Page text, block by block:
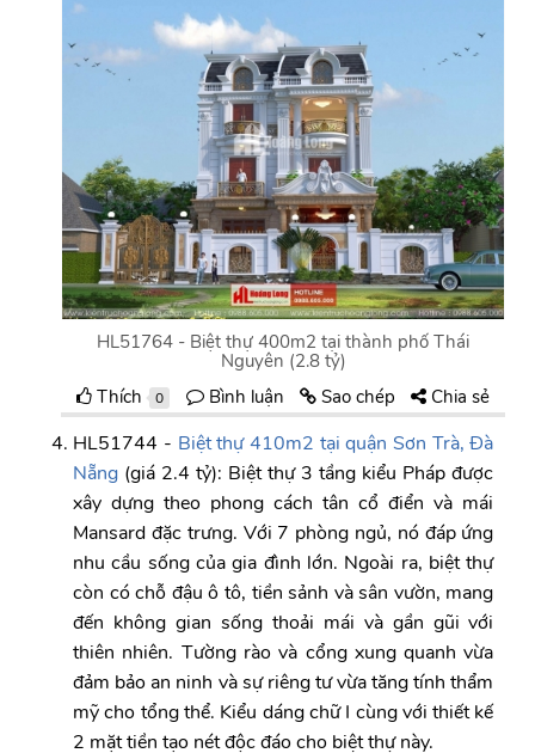
HL51764 - Biệt thự 400m2 tại thành phố Thái
Nguyên (2.8 tỷ)
Thích 0 Bình luận Sao chép Chia sẻ
HL51744 - Biệt thự 410m2 tại quận Sơn Trà, Đà
Nẵng (giá 2.4 tỷ): Biệt thự 3 tầng kiểu Pháp được
xây dựng theo phong cách tân cổ điển và mái
Mansard đặc trưng. Với 7 phòng ngủ, nó đáp ứng
nhu cầu sống của gia đình lớn. Ngoài ra, biệt thự
còn có chỗ đậu ô tô, tiền sảnh và sân vườn, mang
đến không gian sống thoải mái và gần gũi với
thiên nhiên. Tường rào và cổng xung quanh vừa
đảm bảo an ninh và sự riêng tư vừa tăng tính thẩm
mỹ cho tổng thể. Kiểu dáng chữ I cùng với thiết kế
2 mặt tiền tạo nét độc đáo cho biệt thự này.